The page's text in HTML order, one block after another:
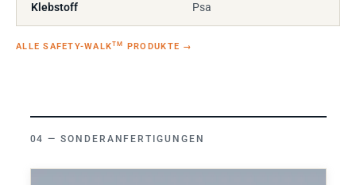
Klebstoff Psa
ALLE SAFETY-WALKTM PRODUKTE →
SONDERANFERTIGUNGEN